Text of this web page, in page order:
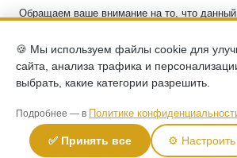
Обращаем ваше внимание на то, что данный
положениями Статьи 437 (2) Гражданского
Федерации. Для получения подробной
стоимости указанных товаров,
менеджерам компании по
Политика конфиденциальности
данных согласие на обработку
🍪 Мы используем файлы cookie для
сайта, анализа трафика и
выбрать, какие категории разрешить.
Подробнее — в Политике
✅ Принять все ⚙️ Настроить